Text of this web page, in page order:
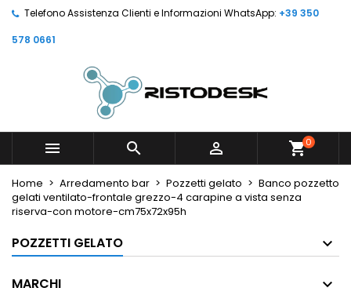
Telefono Assistenza Clienti e Informazioni WhatsApp: +39 350
578 0661
   shopping_cart0
Home Arredamento bar Pozzetti gelato
Banco pozzetto
gelati ventilato-frontale grezzo-4 carapine a vista senza
riserva-con motore-cm75x72x95h
POZZETTI GELATO
MARCHI